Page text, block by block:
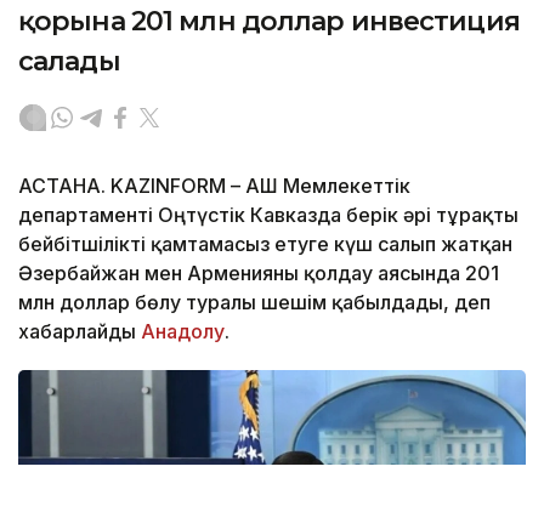
қорына 201 млн доллар инвестиция
салады
АСТАНА. KAZINFORM – АҚШ Мемлекеттік
департаменті Оңтүстік Кавказда берік әрі тұрақты
бейбітшілікті қамтамасыз етуге күш салып жатқан
Әзербайжан мен Арменияны қолдау аясында 201
млн доллар бөлу туралы шешім қабылдады, деп
хабарлайды Анадолу.